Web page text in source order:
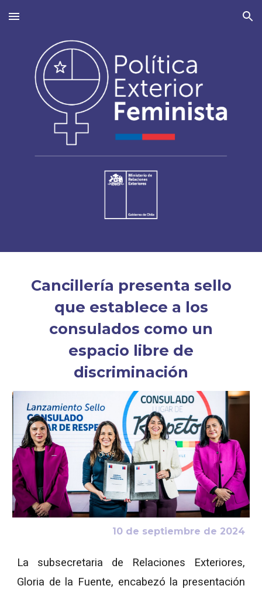
Skip to main content Skip to navigation
Cancillería presenta sello
que establece a los
consulados como un
espacio libre de
discriminación
10de septiembre de 2024
La subsecretaria de Relaciones Exteriores,
Gloria de la Fuente, encabezó la presentación